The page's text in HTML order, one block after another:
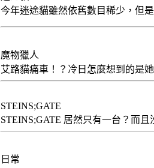
今年迷途貓雖然依舊數目稀少，但
魔物獵人
艾路貓痛車！？冷日怎麼想到的是
STEINS;GATE
STEINS;GATE 居然只有一台？而
日常